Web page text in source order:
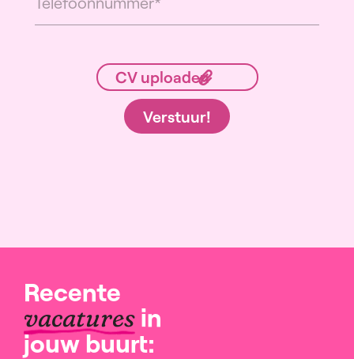
Verstuur!
Recente
vacatures in
jouw buurt: